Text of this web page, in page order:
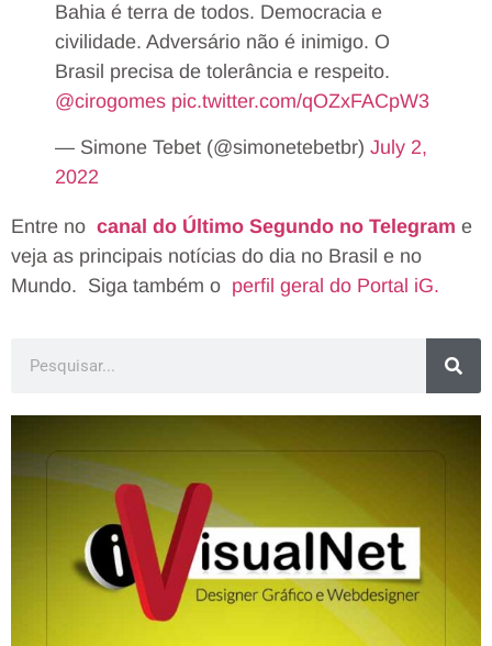
Bahia é terra de todos. Democracia e
civilidade. Adversário não é inimigo. O
Brasil precisa de tolerância e respeito.
@cirogomes pic.twitter.com/qOZxFACpW3
— Simone Tebet (@simonetebetbr) July 2,
2022
Entre no canal do Último Segundo no Telegram e
veja as principais notícias do dia no Brasil e no
Mundo. Siga também o perfil geral do Portal iG.